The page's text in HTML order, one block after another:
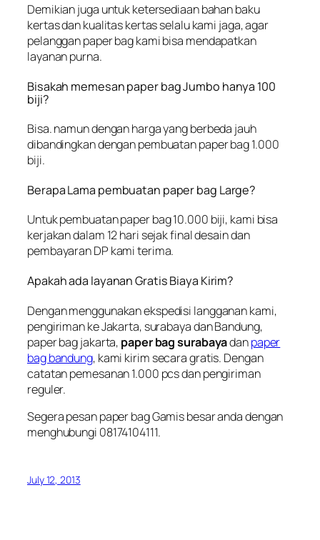
Demikian juga untuk ketersediaan bahan baku
kertas dan kualitas kertas selalu kami jaga, agar
pelanggan paper bag kami bisa mendapatkan
layanan purna.
Bisakah memesan paper bag Jumbo hanya 100
biji?
Bisa. namun dengan harga yang berbeda jauh
dibandingkan dengan pembuatan paper bag 1.000
biji.
Berapa Lama pembuatan paper bag Large?
Untuk pembuatan paper bag 10.000 biji, kami bisa
kerjakan dalam 12 hari sejak final desain dan
pembayaran DP kami terima.
Apakah ada layanan Gratis Biaya Kirim?
Dengan menggunakan ekspedisi langganan kami,
pengiriman ke Jakarta, surabaya dan Bandung,
paper bag jakarta, paper bag surabayadanpaper
bag bandung, kami kirim secara gratis. Dengan
catatan pemesanan 1.000 pcs dan pengiriman
reguler.
Segera pesan paper bag Gamis besar anda dengan
menghubungi 08174104111.
July 12, 2013